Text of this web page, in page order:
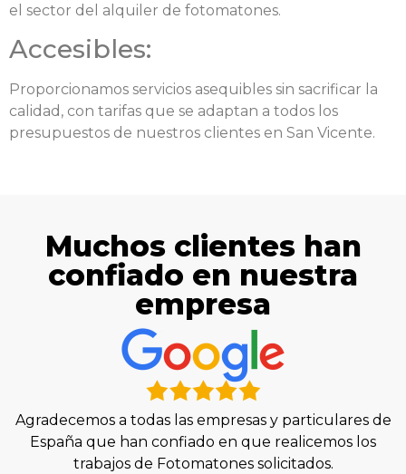
el sector del alquiler de fotomatones.
Accesibles:
Proporcionamos servicios asequibles sin sacrificar la
calidad, con tarifas que se adaptan a todos los
presupuestos de nuestros clientes en San Vicente.
Muchos clientes han
confiado en nuestra
empresa
Agradecemos a todas las empresas y particulares de
España que han confiado en que realicemos los
trabajos de Fotomatones solicitados.